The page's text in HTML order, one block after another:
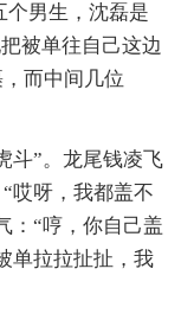
个男生，沈磊是
被单往自己这边
而中间几位
”。龙尾钱凌飞
哎呀，我都盖不
：“哼，你自己盖
单拉拉扯扯，我